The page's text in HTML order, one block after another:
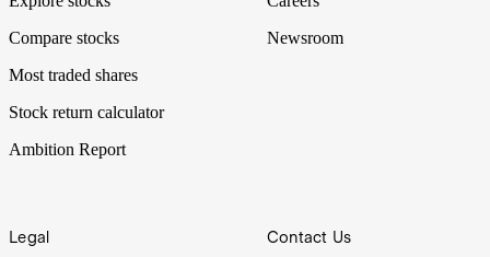
Compare stocks
Most traded shares
Stock return calculator
Ambition Report
Newsroom
Legal Contact Us